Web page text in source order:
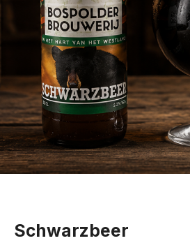
Schwarzbeer